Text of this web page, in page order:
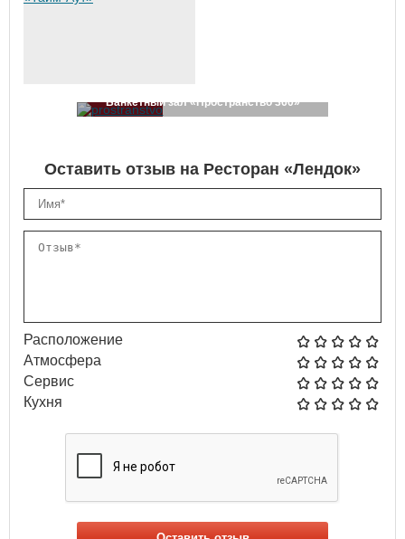
Банкетный зал «Пространство 360»
Оставить отзыв на Ресторан «Лендок»
Расположение
Атмосфера
Сервис
Кухня